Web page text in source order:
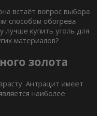
встаёт вопрос выбора
способом обогрева
лучше купить уголь для
материалов?
золота
Антрацит имеет
наиболее